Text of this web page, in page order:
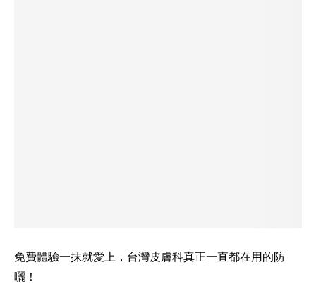
免費體驗一抹就愛上，台灣皮膚科真正一直都在用的防
曬！